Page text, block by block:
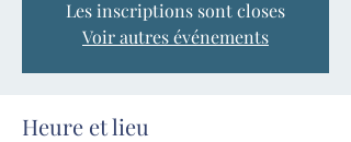
Les inscriptions sont closes
Voir autres événements
Heure et lieu